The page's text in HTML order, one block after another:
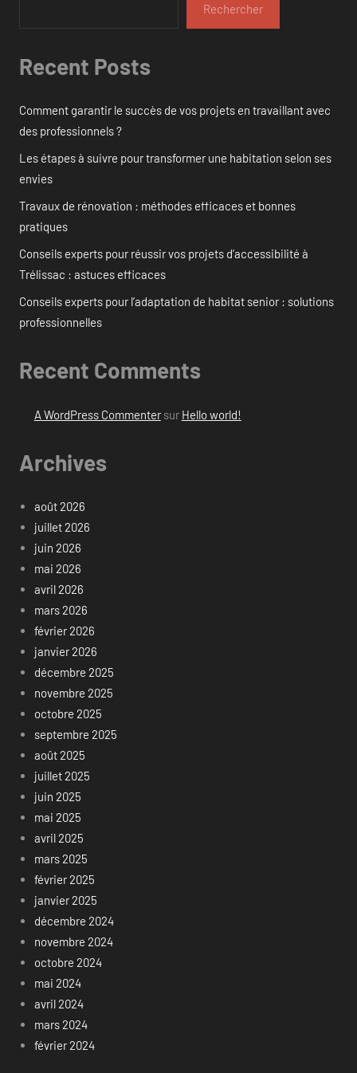
Rechercher
Recent Posts
Comment garantir le succès de vos projets en travaillant avec
des professionnels ?
Les étapes à suivre pour transformer une habitation selon ses
envies
Travaux de rénovation : méthodes efficaces et bonnes
pratiques
Conseils experts pour réussir vos projets d’accessibilité à
Trélissac : astuces efficaces
Conseils experts pour l’adaptation de habitat senior : solutions
professionnelles
Recent Comments
A WordPress Commentersur Hello world!
Archives
août 2026
juillet 2026
juin 2026
mai 2026
avril 2026
mars 2026
février 2026
janvier 2026
décembre 2025
novembre 2025
octobre 2025
septembre 2025
août 2025
juillet 2025
juin 2025
mai 2025
avril 2025
mars 2025
février 2025
janvier 2025
décembre 2024
novembre 2024
octobre 2024
mai 2024
avril 2024
mars 2024
février 2024